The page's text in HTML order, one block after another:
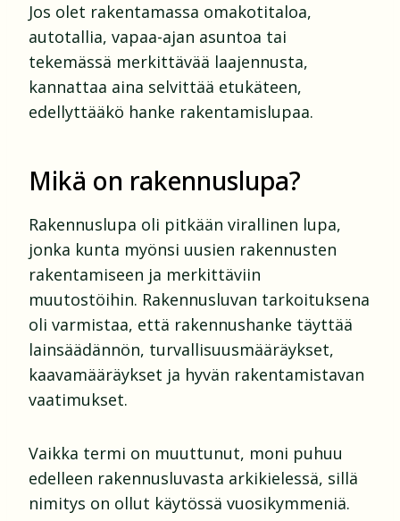
Jos olet rakentamassa omakotitaloa,
autotallia, vapaa-ajan asuntoa tai
tekemässä merkittävää laajennusta,
kannattaa aina selvittää etukäteen,
edellyttääkö hanke rakentamislupaa.
Mikä on rakennuslupa?
Rakennuslupa oli pitkään virallinen lupa,
jonka kunta myönsi uusien rakennusten
rakentamiseen ja merkittäviin
muutostöihin. Rakennusluvan tarkoituksena
oli varmistaa, että rakennushanke täyttää
lainsäädännön, turvallisuusmääräykset,
kaavamääräykset ja hyvän rakentamistavan
vaatimukset.
Vaikka termi on muuttunut, moni puhuu
edelleen rakennusluvasta arkikielessä, sillä
nimitys on ollut käytössä vuosikymmeniä.